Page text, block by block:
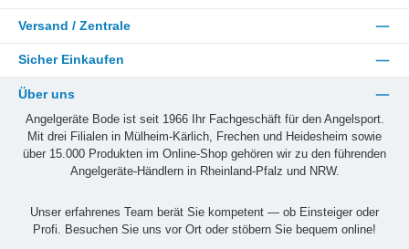
Versand / Zentrale
Sicher Einkaufen
Über uns
Angelgeräte Bode ist seit 1966 Ihr Fachgeschäft für den Angelsport.
Mit drei Filialen in Mülheim-Kärlich, Frechen und Heidesheim sowie
über 15.000 Produkten im Online-Shop gehören wir zu den führenden
Angelgeräte-Händlern in Rheinland-Pfalz und NRW.
Unser erfahrenes Team berät Sie kompetent — ob Einsteiger oder
Profi. Besuchen Sie uns vor Ort oder stöbern Sie bequem online!